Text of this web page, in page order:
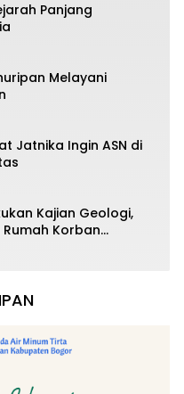
Panjang
Melayani
Jatnika Ingin ASN di
Kajian Geologi,
Korban